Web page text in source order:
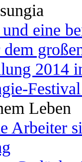
eine
2014
Leben
Arbeiter